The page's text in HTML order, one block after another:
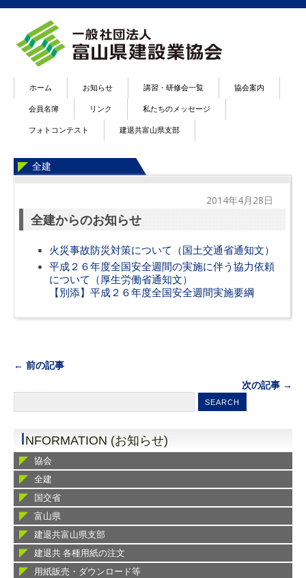
ホーム お知らせ 講習・研修会一覧 協会案内
会員名簿 リンク 私たちのメッセージ
フォトコンテスト 建退共富山県支部
全建
2014年4月28日
全建からのお知らせ
火災事故防災対策について（国土交通省通知文）
平成２６年度全国安全週間の実施に伴う協力依頼
について（厚生労働省通知文）
【別添】平成２６年度全国安全週間実施要綱
← 前の記事
次の記事 →
INFORMATION (お知らせ)
協会
全建
国交省
富山県
建退共富山県支部
建退共 各種用紙の注文
用紙販売・ダウンロード等